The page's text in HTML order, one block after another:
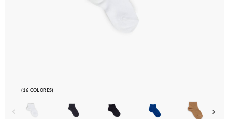
(16 COLORES)